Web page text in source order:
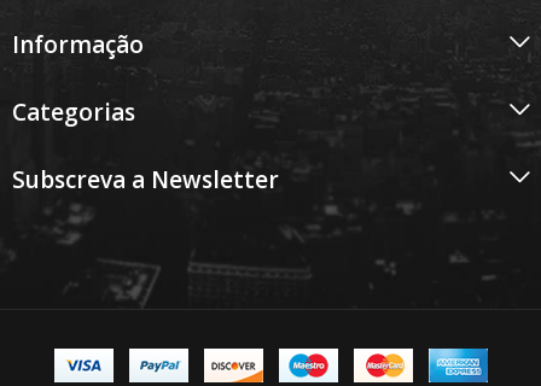
Informação
Categorias
Subscreva a Newsletter